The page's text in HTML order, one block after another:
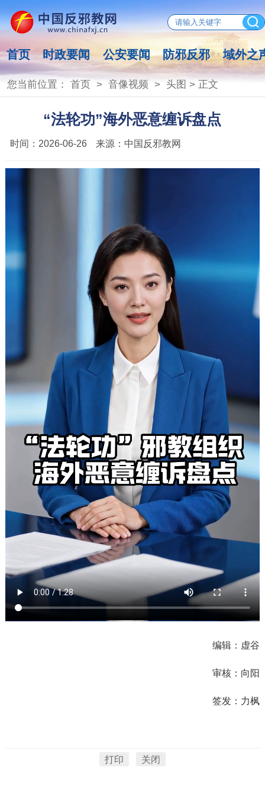
首页 时政要闻 公安要闻 防邪反邪 域外之
您当前位置： 首页> 音像视频 > 头图 > 正文
“法轮功”海外恶意缠诉盘点
时间： 2026-06-26 来源： 中国反邪教网
编辑：虚谷
审核：向阳
签发：力枫
打印 关闭